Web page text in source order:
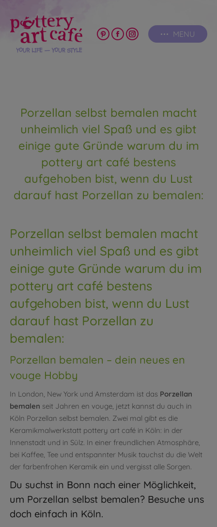
MENU
PinterestFacebook
Instagram
Porzellan selbst bemalen macht
unheimlich viel Spaß und es gibt
einige gute Gründe warum du im
pottery art café bestens
aufgehoben bist, wenn du Lust
darauf hast Porzellan zu bemalen:
Porzellan selbst bemalen macht
unheimlich viel Spaß und es gibt
einige gute Gründe warum du im
pottery art café bestens
aufgehoben bist, wenn du Lust
darauf hast Porzellan zu
bemalen:
Porzellan bemalen – dein neues en
vouge Hobby
In London, New York und Amsterdam ist das Porzellan
bemalen seit Jahren en vouge, jetzt kannst du auch in
Köln Porzellan selbst bemalen. Zwei mal gibt es die
Keramikmalwerkstatt pottery art café in Köln: in der
Innenstadt und in Sülz. In einer freundlichen Atmosphäre,
bei Kaffee, Tee und entspannter Musik tauchst du die Welt
der farbenfrohen Keramik ein und vergisst alle Sorgen.
Du suchst in Bonn nach einer Möglichkeit,
um Porzellan selbst bemalen? Besuche uns
doch einfach in Köln.